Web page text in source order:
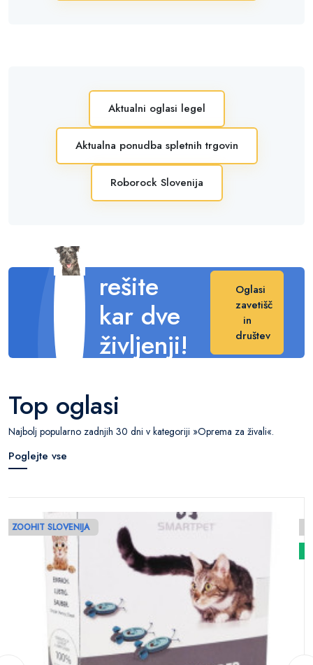
Aktualni oglasi legel
Aktualna ponudba spletnih trgovin
Roborock Slovenija
in s tem
rešite
kar dve
življenji!
življenju.
Oglasi
zavetišč
in
društev
Top oglasi
Najbolj popularno zadnjih 30 dni v kategoriji »Oprema za živali«.
Poglejte vse
ZOOHIT SLOVENIJA